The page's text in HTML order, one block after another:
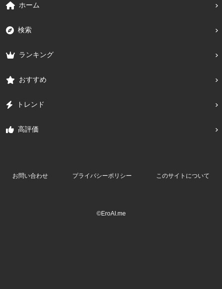
ホーム
検索
ランキング
おすすめ
トレンド
高評価
お問い合わせ プライバシーポリシー このサイトについて
©EroAI.me